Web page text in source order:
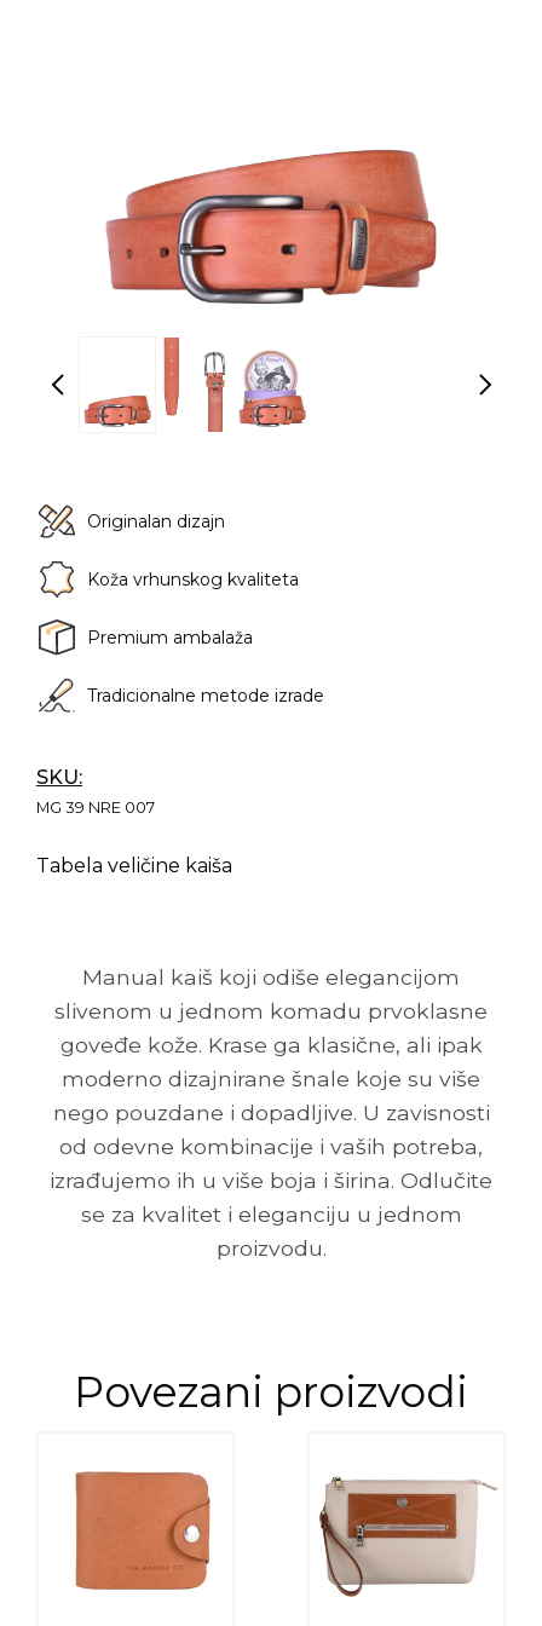
Originalan dizajn
Koža vrhunskog kvaliteta
Premium ambalaža
Tradicionalne metode izrade
SKU:
MG 39 NRE 007
Tabela veličine kaiša
Manual kaiš koji odiše elegancijom
slivenom u jednom komadu prvoklasne
goveđe kože. Krase ga klasične, ali ipak
moderno dizajnirane šnale koje su više
nego pouzdane i dopadljive. U zavisnosti
od odevne kombinacije i vaših potreba,
izrađujemo ih u više boja i širina. Odlučite
se za kvalitet i eleganciju u jednom
proizvodu.
Povezani proizvodi